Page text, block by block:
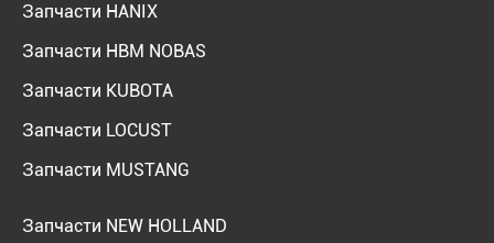
Запчасти HANIX
Запчасти HBM NOBAS
Запчасти KUBOTA
Запчасти LOCUST
Запчасти MUSTANG
Запчасти NEW HOLLAND